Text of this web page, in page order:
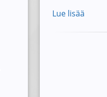
Lue lisää